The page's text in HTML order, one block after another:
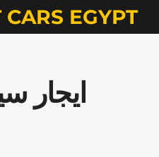
CARS EGYPT
ايجار